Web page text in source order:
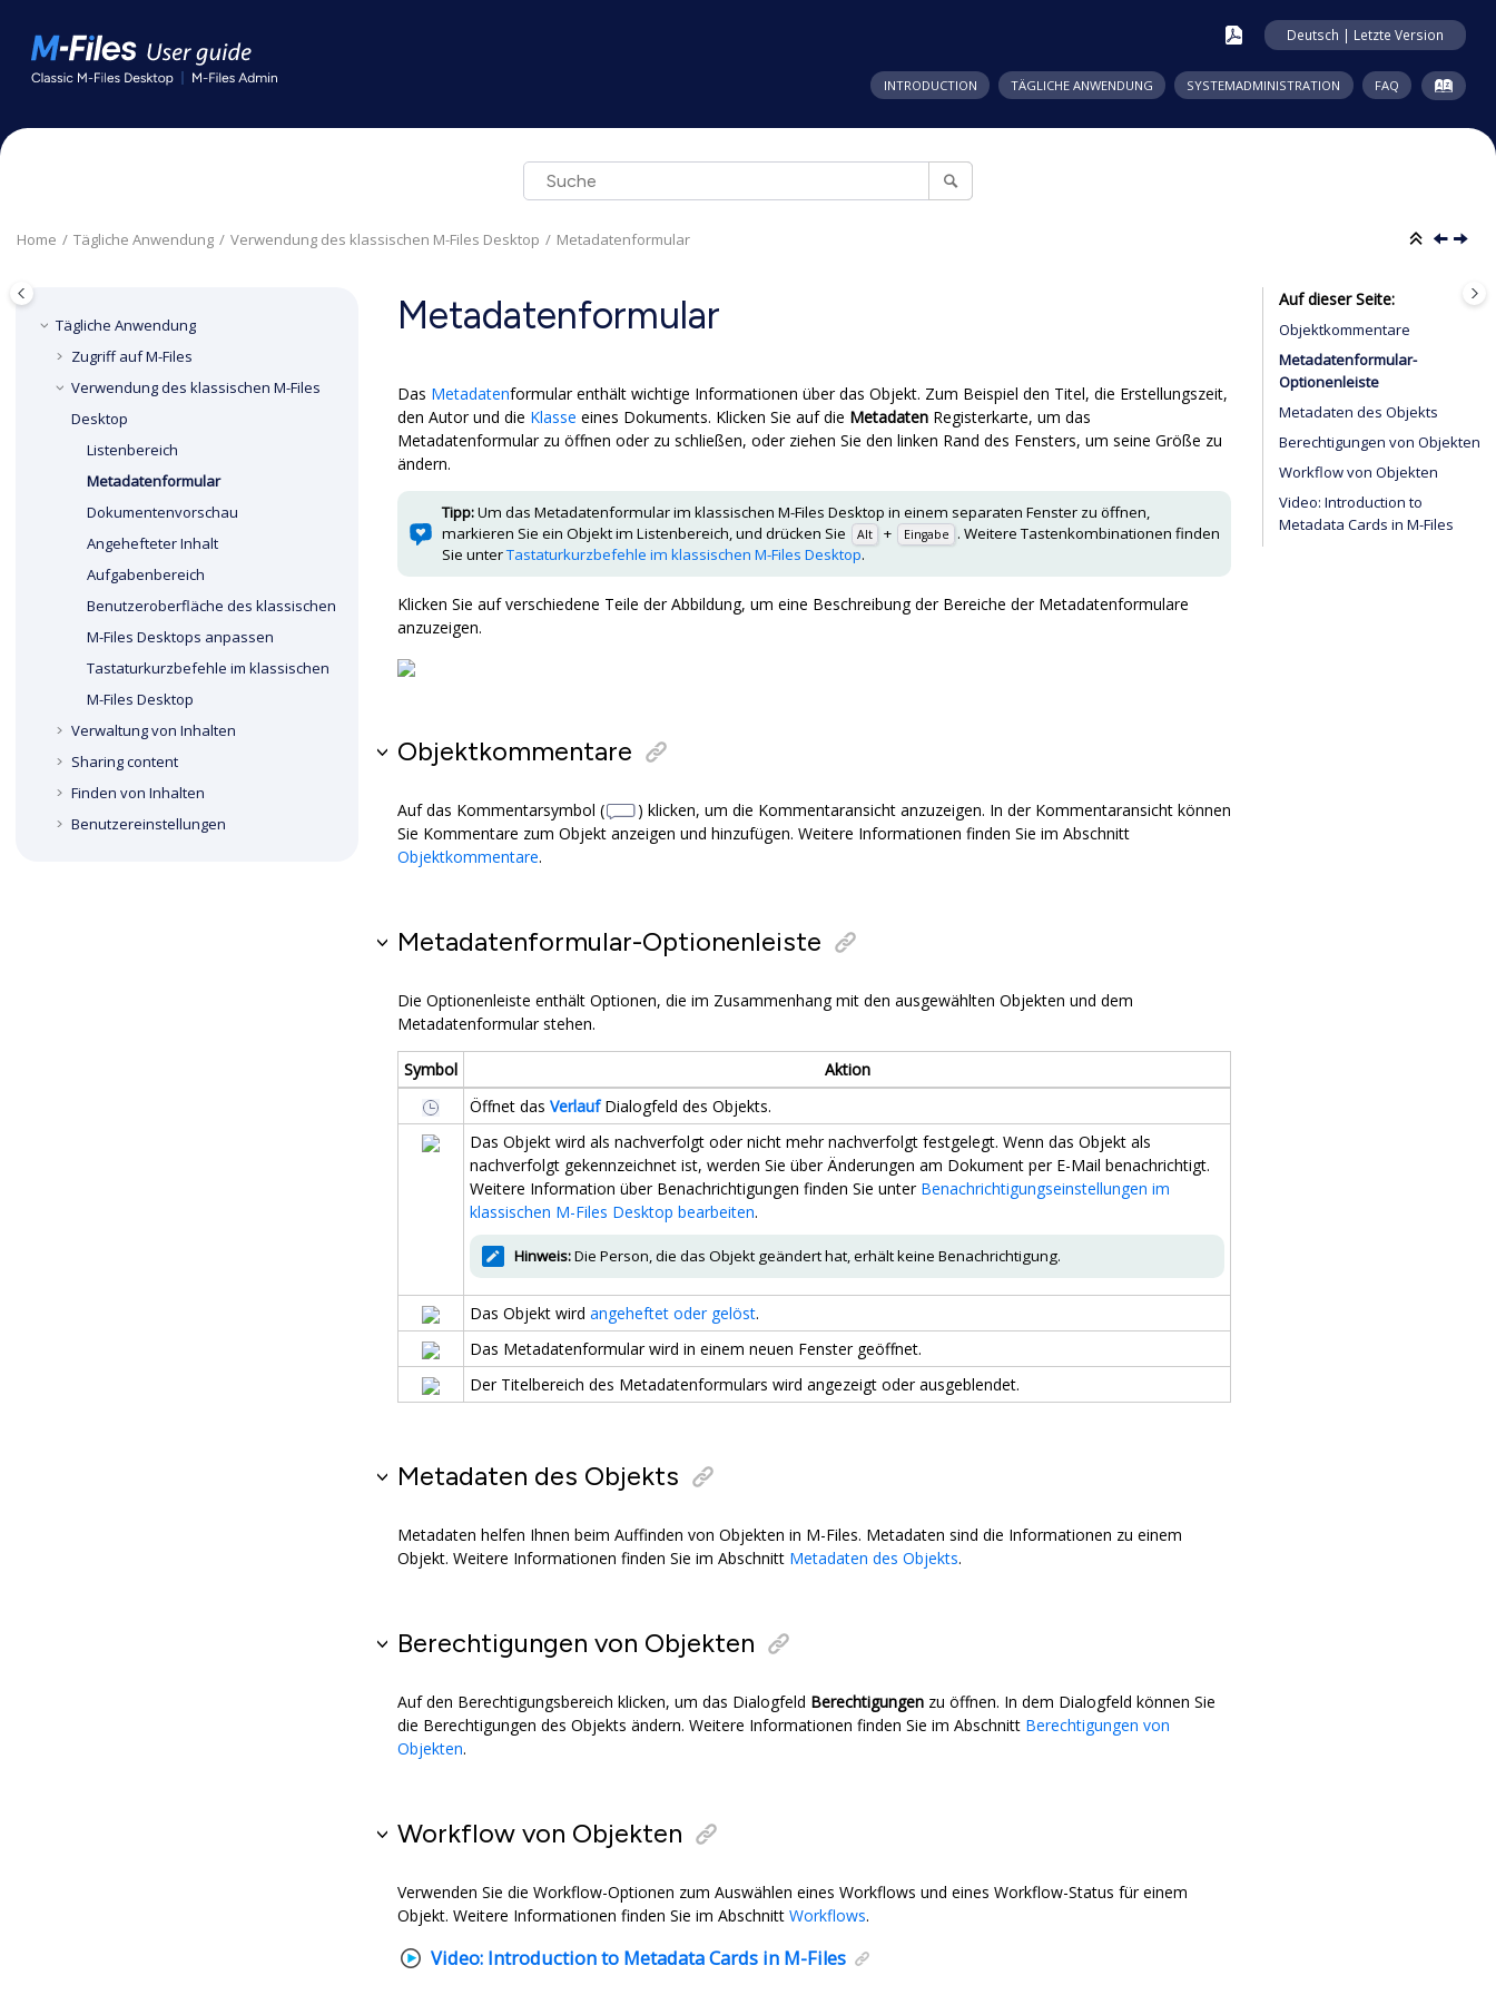
Deutsch | Letzte Version
INTRODUCTION TÄGLICHE ANWENDUNG SYSTEMADMINISTRATION FAQ
Home Tägliche Anwendung Verwendung des klassischen M-Files Desktop Metadatenformular
Tägliche Anwendung
Zugriff aufM-Files
Verwendung des klassischen M-Files
Desktop
Listenbereich
Metadatenformular
Dokumentenvorschau
Angehefteter Inhalt
Aufgabenbereich
Benutzeroberfläche des klassischen
M-Files Desktops anpassen
Tastaturkurzbefehle im klassischen
M-Files Desktop
Verwaltung von Inhalten
Sharing content
Finden von Inhalten
Benutzereinstellungen
Metadatenformular
Das Metadatenformular enthält wichtige Informationen über das Objekt. Zum Beispiel den Titel, die Erstellungszeit,
den Autor und die Klasse eines Dokuments. Klicken Sie auf die Metadaten Registerkarte, um das
Metadatenformular zu öffnen oder zu schließen, oder ziehen Sie den linken Rand des Fensters, um seine Größe zu
ändern.
Tipp:Um das Metadatenformular im klassischen M-Files Desktop in einem separaten Fenster zu öffnen,
markieren Sie ein Objekt im Listenbereich, und drücken Sie
Alt + Eingabe
. Weitere Tastenkombinationen finden
Sie unterTastaturkurzbefehle im klassischen M-Files Desktop.
Klicken Sie auf verschiedene Teile der Abbildung, um eine Beschreibung der Bereiche der Metadatenformulare
anzuzeigen.
Objektkommentare
Auf das Kommentarsymbol (
) klicken, um die Kommentaransicht anzuzeigen. In der Kommentaransicht können
Sie Kommentare zum Objekt anzeigen und hinzufügen. Weitere Informationen finden Sie im Abschnitt
Objektkommentare.
Metadatenformular-Optionenleiste
Die Optionenleiste enthält Optionen, die im Zusammenhang mit den ausgewählten Objekten und dem
Metadatenformular stehen.
Symbol
Aktion
Öffnet das VerlaufDialogfeld des Objekts.
Das Objekt wird als nachverfolgt oder nicht mehr nachverfolgt festgelegt. Wenn das Objekt als
nachverfolgt gekennzeichnet ist, werden Sie über Änderungen am Dokument per E-Mail benachrichtigt.
Weitere Information über Benachrichtigungen finden Sie unter Benachrichtigungseinstellungen im
klassischen M-Files Desktop bearbeiten.
Hinweis:Die Person, die das Objekt geändert hat, erhält keine Benachrichtigung.
Das Objekt wird angeheftet oder gelöst.
Das Metadatenformular wird in einem neuen Fenster geöffnet.
Der Titelbereich des Metadatenformulars wird angezeigt oder ausgeblendet.
Metadaten des Objekts
Metadaten helfen Ihnen beim Auffinden von Objekten in M-Files. Metadaten sind die Informationen zu einem
Objekt. Weitere Informationen finden Sie im Abschnitt Metadaten des Objekts.
Berechtigungen von Objekten
Auf den Berechtigungsbereich klicken, um das Dialogfeld Berechtigungen zu öffnen. In dem Dialogfeld können Sie
die Berechtigungen des Objekts ändern. Weitere Informationen finden Sie im Abschnitt Berechtigungen von
Objekten.
Workflow von Objekten
Verwenden Sie die Workflow-Optionen zum Auswählen eines Workflows und eines Workflow-Status für einem
Objekt. Weitere Informationen finden Sie im Abschnitt Workflows.
Video: Introduction to Metadata Cards in M-Files
Auf dieser Seite
Objektkommentare
Metadatenformular-
Optionenleiste
Metadaten des Objekts
Berechtigungen von Objekten
Workflow von Objekten
Video: Introduction to
Metadata Cards in M-Files